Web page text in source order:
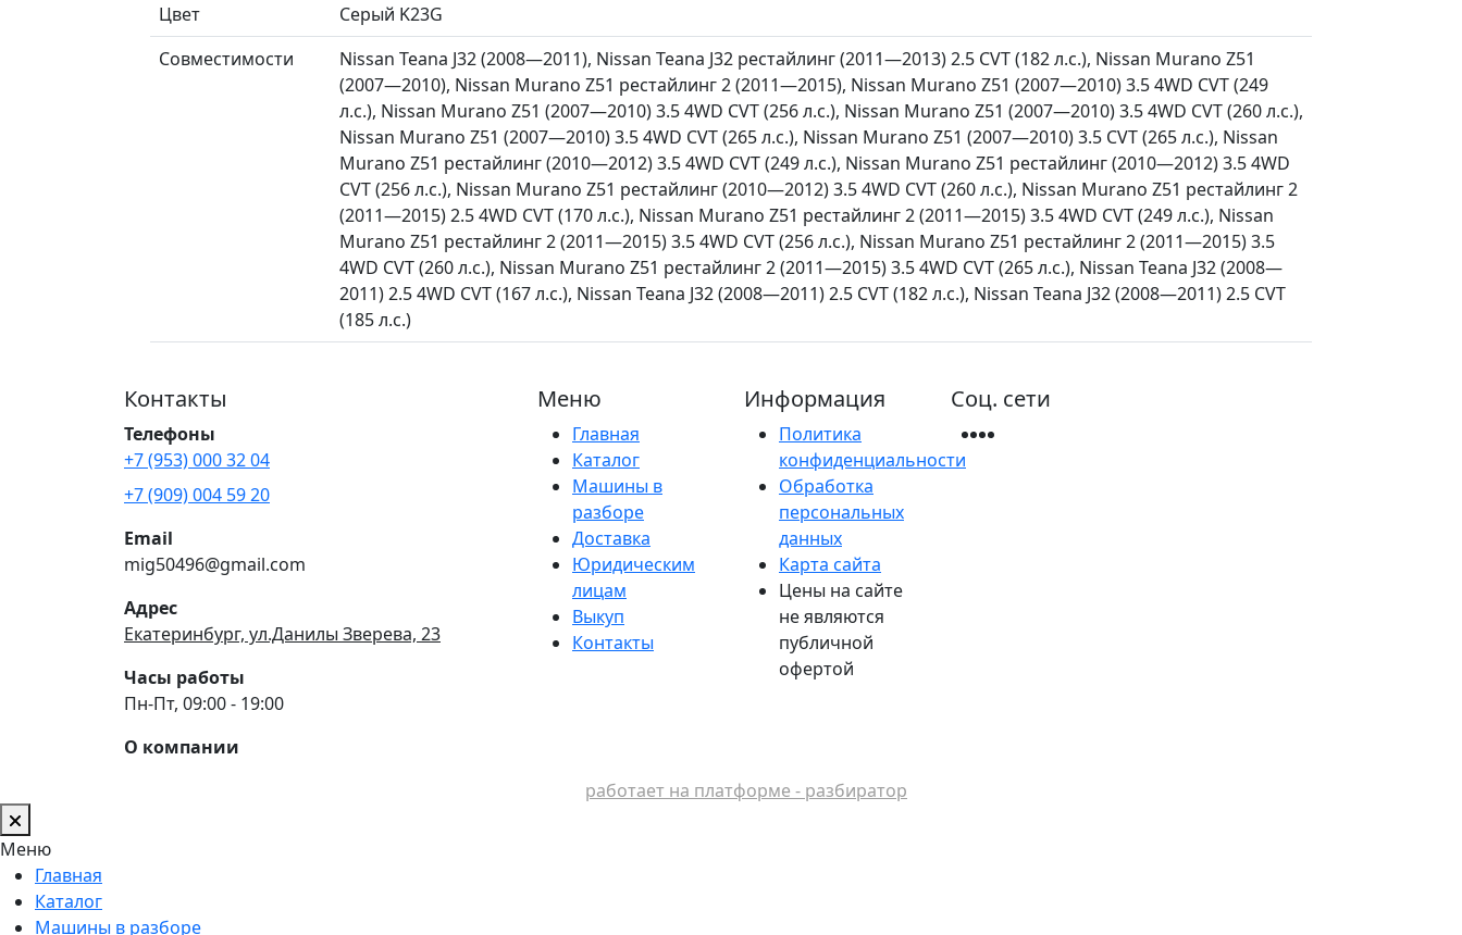
Цвет
Серый K23G
Совместимости
Nissan Teana J32 (2008—2011), Nissan Teana J32 рестайлинг (2011—2013) 2.5 CVT (182 л.с.), Nissan Murano Z51
(2007—2010), Nissan Murano Z51 рестайлинг 2 (2011—2015), Nissan Murano Z51 (2007—2010) 3.5 4WD CVT (249
л.с.), Nissan Murano Z51 (2007—2010) 3.5 4WD CVT (256 л.с.), Nissan Murano Z51 (2007—2010) 3.5 4WD CVT (260 л.с.),
Nissan Murano Z51 (2007—2010) 3.5 4WD CVT (265 л.с.), Nissan Murano Z51 (2007—2010) 3.5 CVT (265 л.с.), Nissan
Murano Z51 рестайлинг (2010—2012) 3.5 4WD CVT (249 л.с.), Nissan Murano Z51 рестайлинг (2010—2012) 3.5 4WD
CVT (256 л.с.), Nissan Murano Z51 рестайлинг (2010—2012) 3.5 4WD CVT (260 л.с.), Nissan Murano Z51 рестайлинг 2
(2011—2015) 2.5 4WD CVT (170 л.с.), Nissan Murano Z51 рестайлинг 2 (2011—2015) 3.5 4WD CVT (249 л.с.), Nissan
Murano Z51 рестайлинг 2 (2011—2015) 3.5 4WD CVT (256 л.с.), Nissan Murano Z51 рестайлинг 2 (2011—2015) 3.5
4WD CVT (260 л.с.), Nissan Murano Z51 рестайлинг 2 (2011—2015) 3.5 4WD CVT (265 л.с.), Nissan Teana J32 (2008—
2011) 2.5 4WD CVT (167 л.с.), Nissan Teana J32 (2008—2011) 2.5 CVT (182 л.с.), Nissan Teana J32 (2008—2011) 2.5 CVT
(185 л.с.)
Контакты
Телефоны
+7 (953) 000 32 04
+7 (909) 004 59 20
Email
mig50496@gmail.com
Адрес
Екатеринбург, ул.Данилы Зверева, 23
Часы работы
Пн-Пт, 09:00 - 19:00
О компании
Меню
Главная
Каталог
Машины в
разборе
Доставка
Юридическим
лицам
Выкуп
Контакты
Информация
Политика
конфиденциальности
Обработка
персональных
данных
Карта сайта
Цены на сайте
не являются
публичной
офертой
Соц. сети
работает на платформе - разбиратор
Меню
Главная
Каталог
Машины в разборе